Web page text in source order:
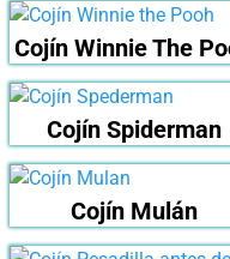
Cojín Winnie The
Cojín Spiderman
Cojín Mulán